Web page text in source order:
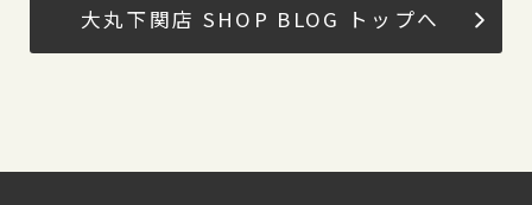
大丸下関店 SHOP BLOG トップへ